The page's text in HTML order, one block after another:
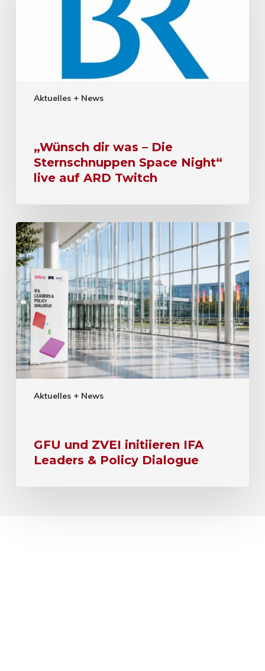
Aktuelles + News
„Wünsch dir was – Die
Sternschnuppen Space Night“
live auf ARD Twitch
Aktuelles + News
GFU und ZVEI initiieren IFA
Leaders & Policy Dialogue